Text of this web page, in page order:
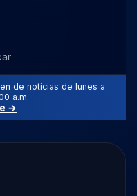
de noticias de lunes a
a.m.
→